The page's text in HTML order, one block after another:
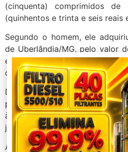
(cinquenta) comprimidos
(quinhentos e trinta e seis reais
Segundo o homem, ele
de Uberlândia/MG, pelo valor
e quinhentos reais), e que teria
de Arinos/MG, onde seria
Diante do exposto, ele foi
pelo crime de Tráfico Ilícito de
à Delegacia de Polícia
juntamente com a droga
A motocicleta foi apreendida